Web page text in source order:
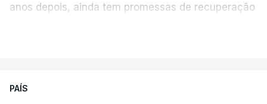
anos depois, ainda tem promessas de recuperação
PAÍS